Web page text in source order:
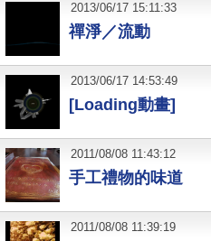
禪淨／流動
2013/06/17 15:11:33
[Loading動畫]
2013/06/17 14:53:49
手工禮物的味道
2011/08/08 11:43:12
2011/08/08 11:39:19